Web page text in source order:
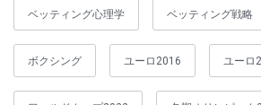
ベッティング心理学 ベッティング戦略
ボクシング ユーロ2016 ユーロ